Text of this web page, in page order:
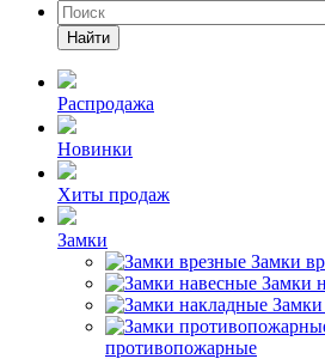
Найти
Распродажа
Новинки
Хиты продаж
Замки
Замки
Замки
противопожарные